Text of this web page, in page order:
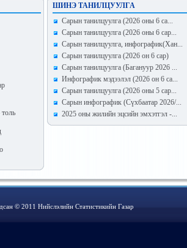
ШИНЭ ТАНИЛЦУУЛГА
Сарын танилцуулга (2026 оны 6 са...
Сарын танилцуулга (2026 оны 6 сар...
Сарын танилцуулга, инфографик(Хан...
Сарын танилцуулга (2026 он 6 сар)
Сарын танилцуулга (Багануур 2026 ...
Инфографик мэдээлэл (2026 он 6 са...
Сарын танилцуулга (2026 оны 5 сар...
Сарын инфографик (Сүхбаатар 2026/...
2025 оны жилийн эцсийн эмхэтгэл -...
© 2011 Нийслэлийн Статистикийн Газар